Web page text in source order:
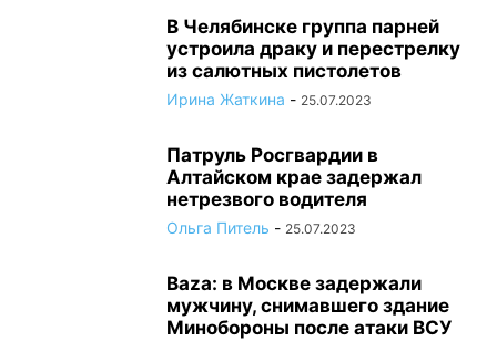
В Челябинске группа парней
устроила драку и перестрелку
из салютных пистолетов
Ирина Жаткина - 25.07.2023
Патруль Росгвардии в
Алтайском крае задержал
нетрезвого водителя
Ольга Питель - 25.07.2023
Baza: в Москве задержали
мужчину, снимавшего здание
Минобороны после атаки ВСУ